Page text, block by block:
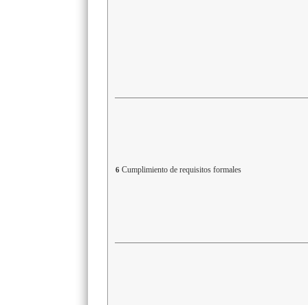
6 Cumplimiento de requisitos formales